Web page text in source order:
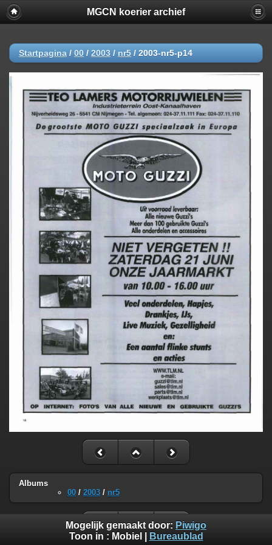
MGCN koerier archief
Startpagina / 00 / 2003 / nr5 / 2003-nr5-p14
Albums
00 / 2003 / nr5
Mogelijk gemaakt door: Piwigo
Toon in : Mobiel Bureaublad